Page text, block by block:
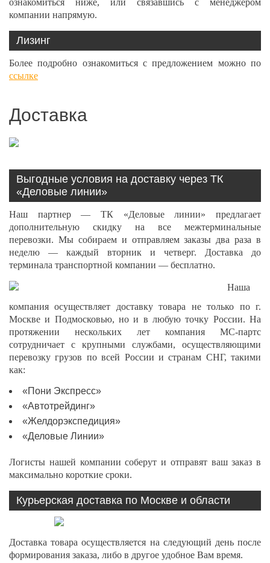
ознакомиться ниже, или связавшись с менеджером
компании напрямую.
Лизинг
Более подробно ознакомиться с предложением можно по
ссылке
Доставка
Выгодные условия на доставку через ТК
«Деловые линии»
Наш партнер — ТК «Деловые линии» предлагает
дополнительную скидку на все межтерминальные
перевозки. Мы собираем и отправляем заказы два раза в
неделю — каждый вторник и четверг. Доставка до
терминала транспортной компании — бесплатно.
Наша
компания осуществляет доставку товара не только по г.
Москве и Подмосковью, но и в любую точку России. На
протяжении нескольких лет компания МС-партс
сотрудничает с крупными службами, осуществляющими
перевозку грузов по всей России и странам СНГ, такими
как:
«Пони Экспресс»
«Автотрейдинг»
«Желдорэкспедиция»
«Деловые Линии»
Логисты нашей компании соберут и отправят ваш заказ в
максимально короткие сроки.
Курьерская доставка по Москве и области
Доставка товара осуществляется на следующий день после
формирования заказа, либо в другое удобное Вам время.